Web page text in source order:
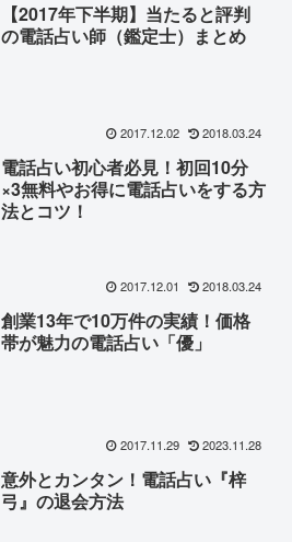
【2017年下半期】当たると評判
の電話占い師（鑑定士）まとめ
2017.12.02 2018.03.24
電話占い初心者必見！初回10分
×3無料やお得に電話占いをする方
法とコツ！
2017.12.01 2018.03.24
創業13年で10万件の実績！価格
帯が魅力の電話占い「優」
2017.11.29 2023.11.28
意外とカンタン！電話占い『梓
弓』の退会方法